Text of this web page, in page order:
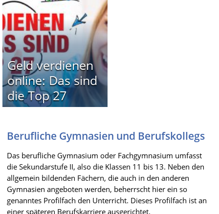
Geld verdienen
online: Das sind
die Top 27
Berufliche Gymnasien und Berufskollegs
Das berufliche Gymnasium oder Fachgymnasium umfasst
die Sekundarstufe II, also die Klassen 11 bis 13. Neben den
allgemein bildenden Fächern, die auch in den anderen
Gymnasien angeboten werden, beherrscht hier ein so
genanntes Profilfach den Unterricht. Dieses Profilfach ist an
einer späteren Berufskarriere ausgerichtet.